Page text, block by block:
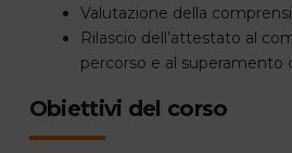
Valutazione della
Rilascio dell’attestato al
percorso e al superamento
Obiettivi del corso